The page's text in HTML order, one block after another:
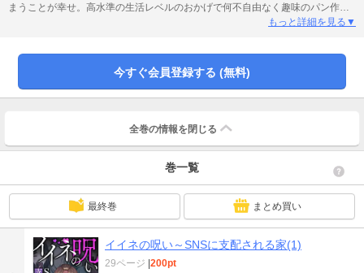
まうことが幸せ。高水準の生活レベルのおかげで何不自由なく趣味のパン作り
に勤しめる毎日。パンの写真でＳＮＳを更新してママ友たちとイイネをしあ
になったもなみは、セレブママの玲子とその友人と知り合う。その時からもな
みの人生は急展開！玲子の友人は有名な記者。もなみのパンをＳＮＳで取り上
げ、バズりまくり！もなみのアカウントもイイネがいっぱい！しかし…「デ
ブ」「太ってる」…――肥満気味のもなみに対してアンチコメントが…！？
もっと詳細を見る▼
今すぐ会員登録する (無料)
全巻の情報を 閉じる
巻一覧
最終巻 まとめ買い
イイネの呪い～SNSに支配される家(1)
29ページ 200pt